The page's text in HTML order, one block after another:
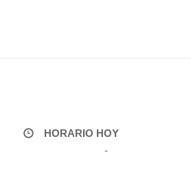
HORARIO HOY
-